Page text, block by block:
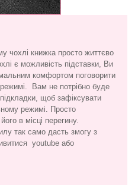
чохлі книжка просто життєво
є можливість підставки, Ви
комфортом поговорити
Вам не потрібно буде
щоб зафіксувати
режимі. Просто
в місці перегину.
так само дасть змогу з
youtube або